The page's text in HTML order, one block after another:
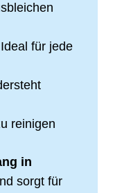
für jede
reinigen
in
sorgt für